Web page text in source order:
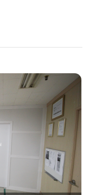
트판넬 공사